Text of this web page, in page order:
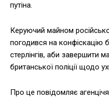
путіна.
Керуючий майном
погодився на конфіскацію
стерлінгів, аби завершити
британської поліції щодо
Про це повідомляє